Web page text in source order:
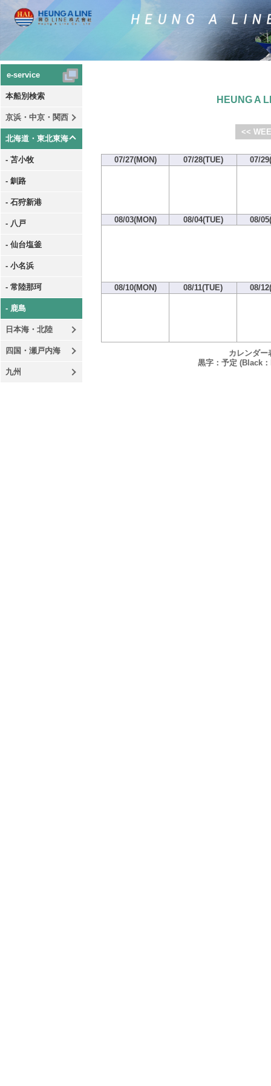
e-service
本船別検索
京浜・中京・関西
北海道・東北東海
- 苫小牧
- 釧路
- 石狩新港
- 八戸
- 仙台塩釜
- 小名浜
- 常陸那珂
- 鹿島
日本海・北陸
四国・瀬戸内海
九州
HEUNG A
<<
07/27(MON) 07/28(TUE) 07/
08/03(MON) 08/04(TUE) 08/
08/10(MON) 08/11(TUE) 08/
カレンダー
黒字：予定 (Black